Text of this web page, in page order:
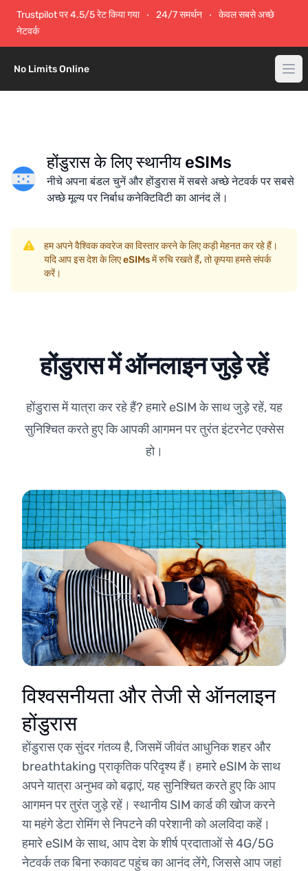
Trustpilot पर 4.5/5 रेट किया गया 24/7 समर्थन
केवल सबसे अच्छे
नेटवर्क
No Limits Online
होंडुरास के लिए स्थानीय eSIMs
नीचे अपना बंडल चुनें और होंडुरास में सबसे अच्छे नेटवर्क पर सबसे
अच्छे मूल्य पर निर्बाध कनेक्टिविटी का आनंद लें।
हम अपने वैश्विक कवरेज का विस्तार करने के लिए कड़ी मेहनत कर रहे हैं।
यदि आप इस देश के लिए eSIMs में रुचि रखते हैं, तो कृपया हमसे संपर्क
करें।
होंडुरास में ऑनलाइन जुड़े रहें
होंडुरास में यात्रा कर रहे हैं? हमारे eSIM के साथ जुड़े रहें, यह
सुनिश्चित करते हुए कि आपकी आगमन पर तुरंत इंटरनेट एक्सेस
हो।
विश्वसनीयता और तेजी से ऑनलाइन
होंडुरास
होंडुरास एक सुंदर गंतव्य है, जिसमें जीवंत आधुनिक शहर और
breathtaking प्राकृतिक परिदृश्य हैं। हमारे eSIM के साथ
अपने यात्रा अनुभव को बढ़ाएं, यह सुनिश्चित करते हुए कि आप
आगमन पर तुरंत जुड़े रहें। स्थानीय SIM कार्ड की खोज करने
या महंगे डेटा रोमिंग से निपटने की परेशानी को अलविदा कहें।
हमारे eSIM के साथ, आप देश के शीर्ष प्रदाताओं से 4G/5G
नेटवर्क तक बिना रुकावट पहुंच का आनंद लेंगे, जिससे आप जहां